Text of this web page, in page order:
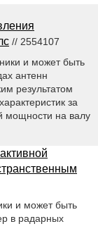
// 2554107
и может быть
антенн
результатом
за
мощности на валу
и может быть
в радарных